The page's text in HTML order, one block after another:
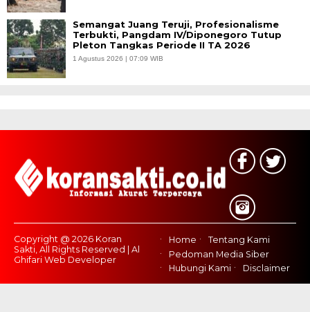
Semangat Juang Teruji, Profesionalisme
Terbukti, Pangdam IV/Diponegoro Tutup
Pleton Tangkas Periode II TA 2026
1 Agustus 2026 | 07:09 WIB
Copyright @ 2026 Koran
Sakti, All Rights Reserved | Al
Ghifari Web Developer
Home
Tentang Kami
Pedoman Media Siber
Hubungi Kami
Disclaimer